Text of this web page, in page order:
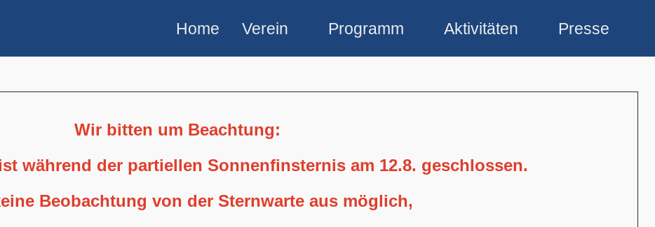
Home Verein Programm Aktivitäten Presse
Wir bitten um Beachtung:
während der partiellen Sonnenfinsternis am 12.8. geschlossen.
Beobachtung von der Sternwarte aus möglich,